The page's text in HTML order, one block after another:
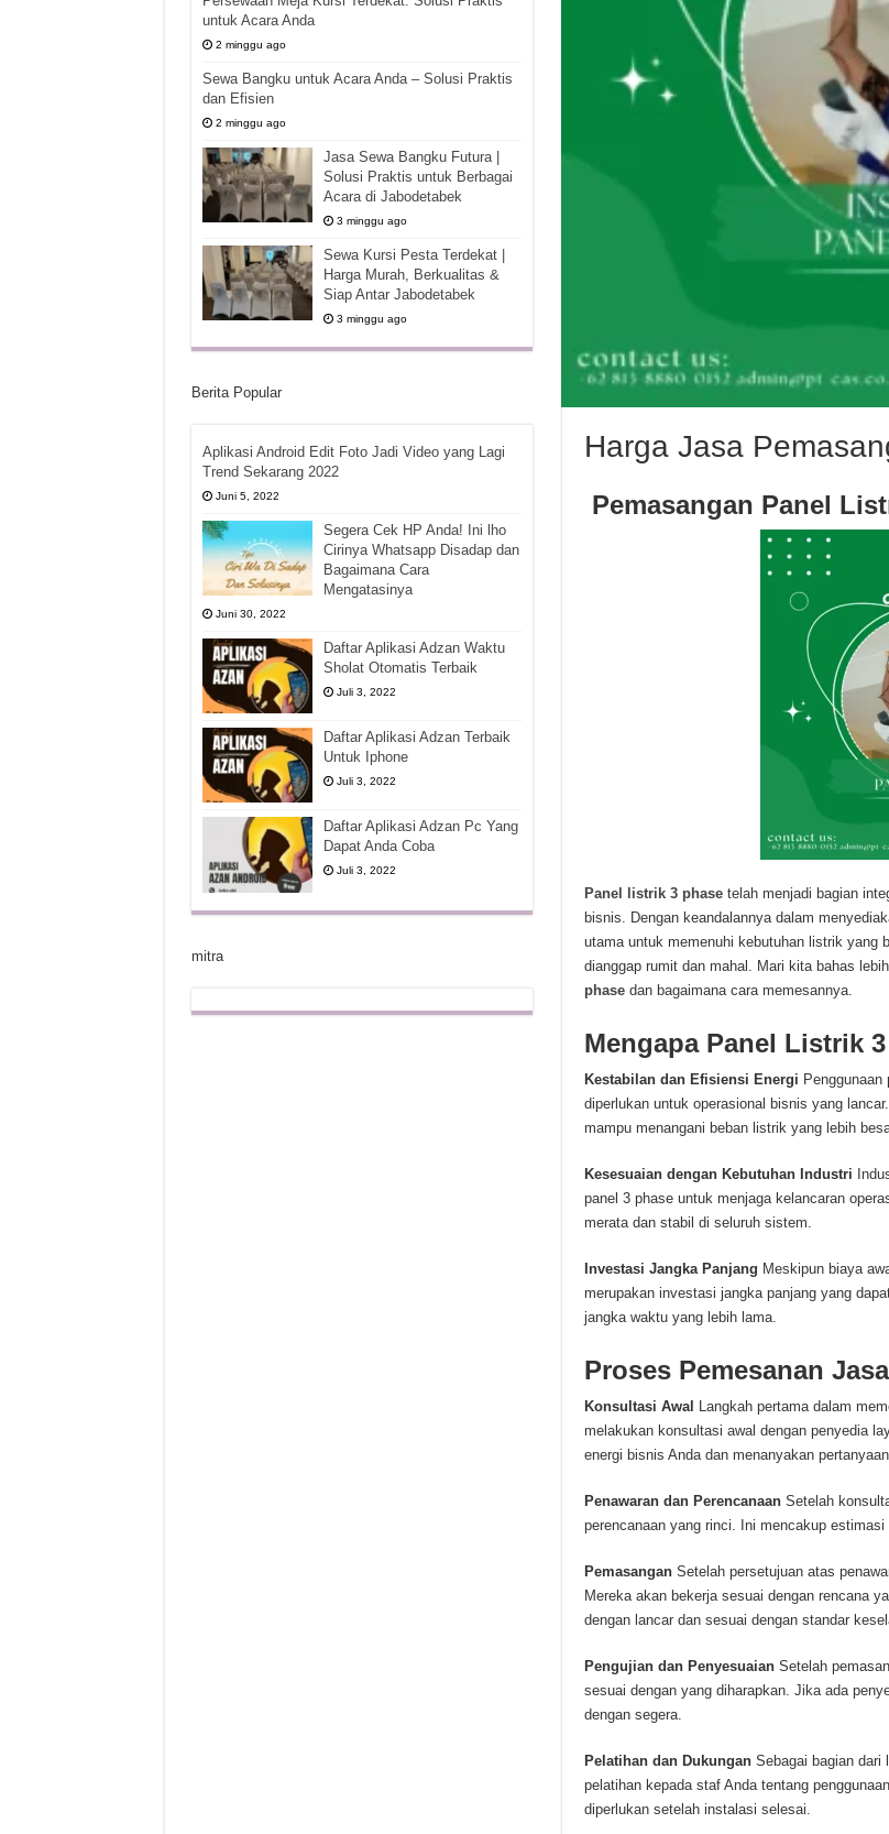
Harga Jasa
Pemasangan Panel
Panel listrik 3 phasetelah menjadi bagian
bisnis. Dengan keandalannya dalam
utama untuk memenuhi kebutuhan listrik yang
dianggap rumit dan mahal. Mari kita bahas
phasedan bagaimana cara memesannya.
Mengapa Panel Listrik
Kestabilan dan Efisiensi Energi
diperlukan untuk operasional bisnis yang
mampu menangani beban listrik yang lebih
Kesesuaian dengan Kebutuhan Industri
panel 3 phase untuk menjaga kelancaran
merata dan stabil di seluruh sistem.
Investasi Jangka Panjang Meskipun biaya
merupakan investasi jangka panjang yang
jangka waktu yang lebih lama.
Proses Pemesanan
Konsultasi Awal Langkah pertama dalam
melakukan konsultasi awal dengan penyedia
energi bisnis Anda dan menanyakan
Penawaran dan PerencanaanSetelah
perencanaan yang rinci. Ini mencakup
PemasanganSetelah persetujuan atas
Mereka akan bekerja sesuai dengan rencana
dengan lancar dan sesuai dengan standar
Pengujian dan PenyesuaianSetelah
sesuai dengan yang diharapkan. Jika ada
dengan segera.
Pelatihan dan DukunganSebagai bagian dari
pelatihan kepada staf Anda tentang
diperlukan setelah instalasi selesai.
untuk Acara Anda
2 minggu ago
Sewa Bangku untuk Acara Anda – Solusi Praktis
dan Efisien
2 minggu ago
Jasa Sewa Bangku Futura |
Solusi Praktis untuk Berbagai
Acara di Jabodetabek
3 minggu ago
Sewa Kursi Pesta Terdekat |
Harga Murah, Berkualitas &
Siap Antar Jabodetabek
3 minggu ago
Berita Popular
Aplikasi Android Edit Foto Jadi Video yang Lagi
Trend Sekarang 2022
Juni 5, 2022
Segera Cek HP Anda! Ini lho
Cirinya Whatsapp Disadap dan
Bagaimana Cara
Mengatasinya
Juni 30, 2022
Daftar Aplikasi Adzan Waktu
Sholat Otomatis Terbaik
Juli 3, 2022
Daftar Aplikasi Adzan Terbaik
Untuk Iphone
Juli 3, 2022
Daftar Aplikasi Adzan Pc Yang
Dapat Anda Coba
Juli 3, 2022
mitra